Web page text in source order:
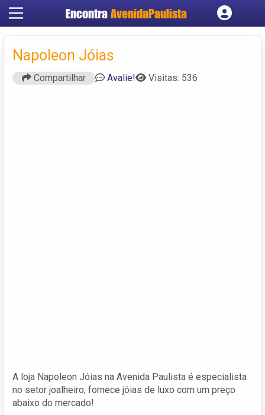
EncontraAvenidaPaulista
Cadastrar empresa
Napoleon Jóias
Compartilhar Avalie! Visitas: 536
A loja Napoleon Jóias na Avenida Paulista é especialista
no setor joalheiro, fornece jóias de luxo com um preço
abaixo do mercado!